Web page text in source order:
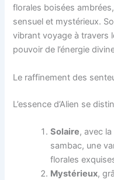
florales boisées
sensuel et mystérieux.
vibrant voyage à travers
pouvoir de l’énergie
Le raffinement des
L’essence d’Alien se
Solaire, avec
sambac, une
florales
Mystérieux,